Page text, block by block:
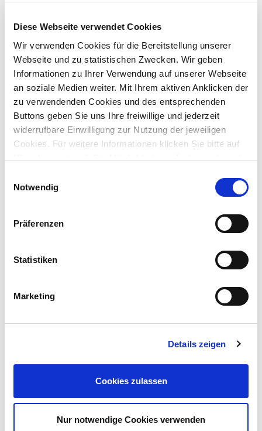
Diese Webseite verwendet Cookies
Wir verwenden Cookies für die Bereitstellung unserer
Webseite und zu statistischen Zwecken. Wir geben
Informationen zu Ihrer Verwendung auf unserer Webseite
an soziale Medien weiter. Mit Ihrem aktiven Anklicken der
zu verwendenden Cookies und des entsprechenden
Buttons geben Sie uns Ihre freiwillige und jederzeit
widerrufbare Einwilligung zur Nutzung der jeweiligen
Cookies. Für weitere Informationen klicken Sie bitte auf
"Details anzeigen". Die Möglichkeit zur Änderung besteht
Datenschutzerklärung
Notwendig
Präferenzen
Statistiken
Marketing
Details zeigen
Cookies zulassen
Nur notwendige Cookies verwenden
oder regionalen Treffen bei der AOK teil.
Bögen (Gesundheitspartnerschaft und Planungs- und
gesundmachtschule(at)aekno.de.
Gerne können Sie uns auch über
dasKontaktformularanschreiben. Telefonisch
erreichen Sie uns über die rechts aufgeführten
Rufnummern.
Gesund
macht Schule
Die Entwicklung von Gesund macht
Schule
Wie Gesund macht Schule entstanden ist? Welche Idee hinter den Konzept